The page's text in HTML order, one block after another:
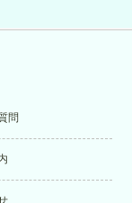
e
問